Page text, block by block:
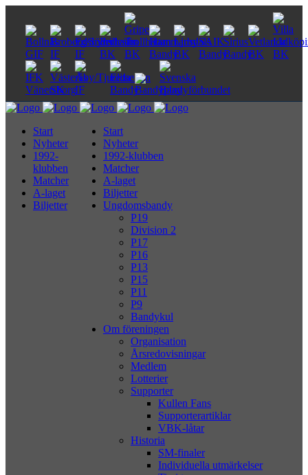
Start
Nyheter
1992-klubben
Matcher
A-laget
Biljetter
Ungdomsbandy
P19
Division 2
P17
P16
P13
P15
P11
P9
Bandykul
Om föreningen
Organisation
Årsredovisningar
Medlem
Lotterier
Supporter
Kullen Fans
Supporterartiklar
VBK-låtar
Historia
SM-finaler
Individuella utmärkelser
Start
Nyheter
1992-
klubben
Matcher
A-laget
Biljetter